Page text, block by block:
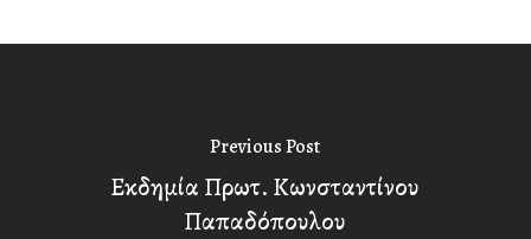
Previous Post
Εκδημία Πρωτ. Κωνσταντίνου
Παπαδόπουλου